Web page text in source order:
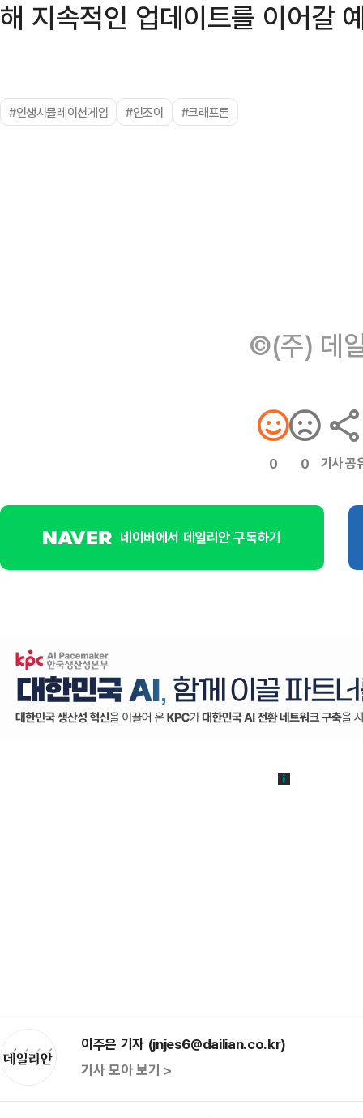
해 지속적인 업데이트를 이어갈
#인생시뮬레이션게임 #인조이 #크래프톤
©(주) 데
0 0 기사 공
네이버에서 데일리안 구독하기
이주은 기자 (jnjes6@dailian.co.kr)
기사 모아 보기 >